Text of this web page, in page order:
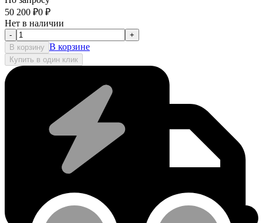
50 200 ₽0 ₽
Нет в наличии
-
+
В корзину В корзине
Купить в один клик